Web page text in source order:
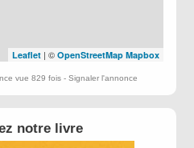
Leaflet| © OpenStreetMap Mapbox
vue 829 fois - Signaler l'annonce
notre livre